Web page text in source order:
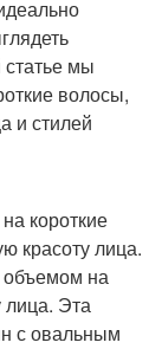
мы
волосы,
и стилей
короткие
красоту лица.
объемом на
лица. Эта
с овальным